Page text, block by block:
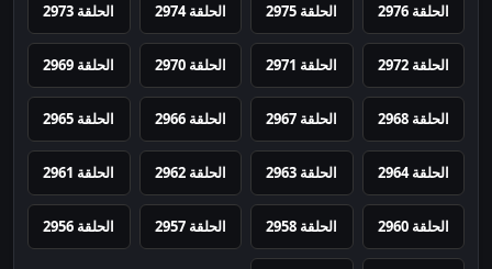
الحلقة 2976 الحلقة 2975 الحلقة 2974 الحلقة 2973
الحلقة 2972 الحلقة 2971 الحلقة 2970 الحلقة 2969
الحلقة 2968 الحلقة 2967 الحلقة 2966 الحلقة 2965
الحلقة 2964 الحلقة 2963 الحلقة 2962 الحلقة 2961
الحلقة 2960 الحلقة 2958 الحلقة 2957 الحلقة 2956